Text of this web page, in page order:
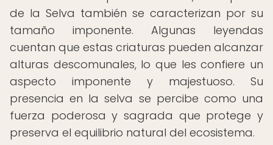
de la Selva también se caracterizan por su
tamaño imponente. Algunas leyendas
cuentan que estas criaturas pueden alcanzar
alturas descomunales, lo que les confiere un
aspecto imponente y majestuoso. Su
presencia en la selva se percibe como una
fuerza poderosa y sagrada que protege y
preserva el equilibrio natural del ecosistema.